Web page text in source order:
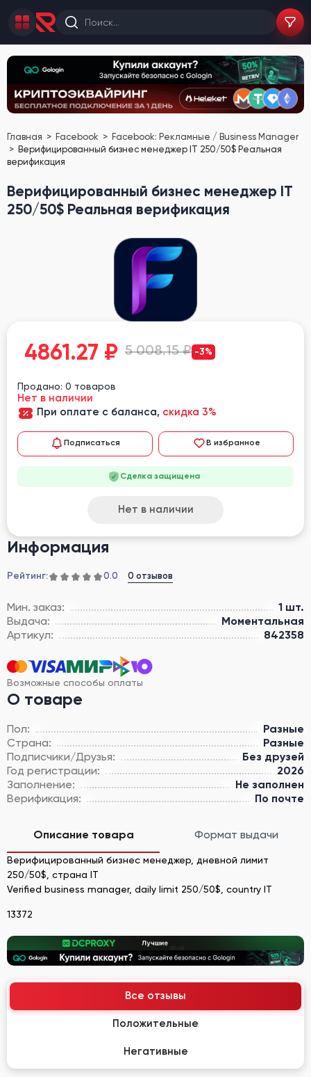
Главная Facebook
Facebook: Рекламные / Business Manager
Верифицированный бизнес менеджер IT 250/50$ Реальная
верификация
Верифицированный бизнес менеджер IT
250/50$ Реальная верификация
Информация
Рейтинг: 0.0 0 отзывов
Мин. заказ:
1 шт.
Выдача:
Моментальная
Артикул:
842358
Возможные способы оплаты
О товаре
Пол:
Разные
Страна:
Разные
Подписчики/Друзья:
Без друзей
Год регистрации:
2026
Заполнение:
Не заполнен
Верификация:
По почте
4861.27 ₽ 5 008.15 ₽ -3%
Продано: 0 товаров
Нет в наличии
При оплате с баланса, скидка 3%
Подписаться В избранное
Сделка защищена
Нет в наличии
Описание товара Формат выдачи
Верифицированный бизнес менеджер, дневной лимит
250/50$, страна IT
Verified business manager, daily limit 250/50$, country IT
13372
Все отзывы
Положительные
Негативные